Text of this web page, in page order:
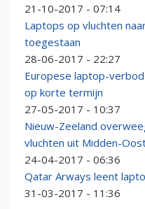
21-10-2017 - 07:14
Laptops op vluchten
toegestaan
28-06-2017 - 22:27
Europese laptop-
op korte termijn
27-05-2017 - 10:37
Nieuw-Zeeland
vluchten uit Midden-
24-04-2017 - 06:36
Qatar Arways leent
31-03-2017 - 11:36